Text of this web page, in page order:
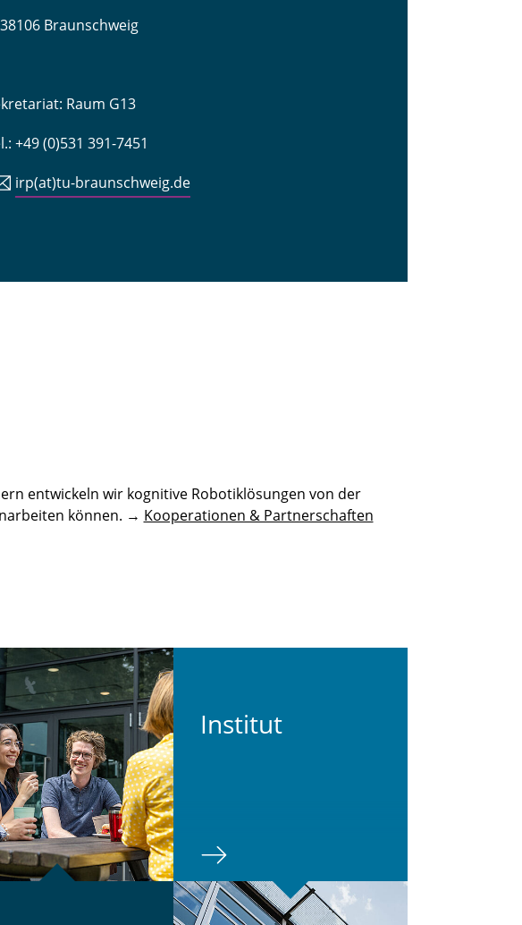
Braunschweig
Raum G13
+49 (0)531 391-7451
irp(at)tu-braunschweig.de
entwickeln wir kognitive Robotiklösungen von der
können. → Kooperationen & Partnerschaften
In­sti­tut